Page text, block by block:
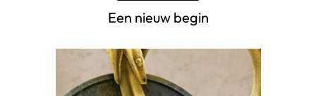
Een nieuw begin